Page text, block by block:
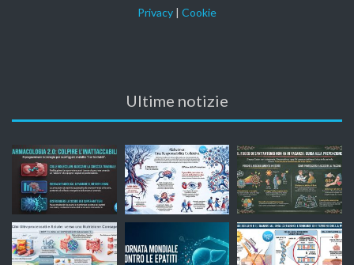
Privacy | Cookie
Ultime notizie